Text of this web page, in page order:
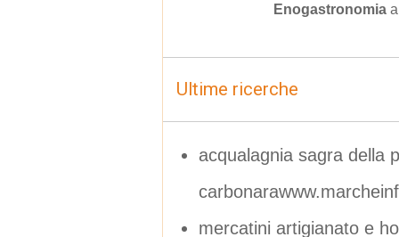
Enogastronomia
Ultime ricerche
acqualagnia sagra della
mercatini artigianato e